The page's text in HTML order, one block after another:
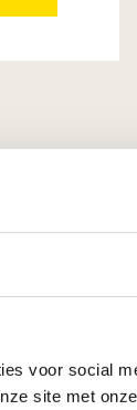
voor social
site met
15, 4207